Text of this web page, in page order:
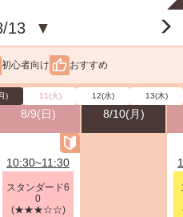
13 ▼
初心者向け おすすめ
) 11(火) 12(水) 13(木)
8/9(日) 8/10(月)
10:30~11:30
スタンダード6
0
(★★★☆☆)